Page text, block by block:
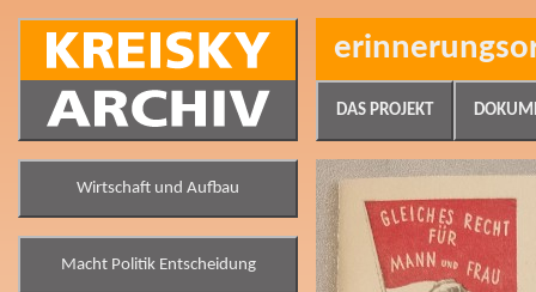
DAS PROJEKT
Wirtschaft und Aufbau
Macht Politik Entscheidung